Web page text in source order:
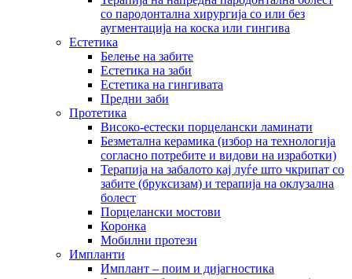
со пародонтална хирургија со или без
аугментација на коска или гингива
Естетика
Белење на забите
Естетика на заби
Естетика на гингивата
Предни заби
Протетика
Високо-естески порцелански ламинати
Безметална керамика (избор на технологија
согласно потребите и видови на изработки)
Терапија на забалото кај луѓе што чкрипат со
забите (бруксизам) и терапија на оклузална
болест
Порцелански мостови
Коронка
Мобилни протези
Импланти
Имплант – поим и дијагностика